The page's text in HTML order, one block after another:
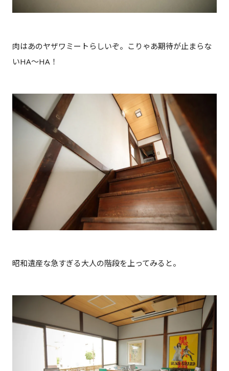
肉はあのヤザワミートらしいぞ。こりゃあ期待が止まらな
いHA～HA！
昭和遺産な急すぎる大人の階段を上ってみると。